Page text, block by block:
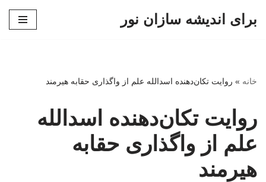
برای اندیشه سازان نور
خانه » روایت تکان‌دهنده اسدالله علم از واگذاری حقابه هیرمند
روایت تکان‌دهنده اسدالله
علم از واگذاری حقابه
هیرمند